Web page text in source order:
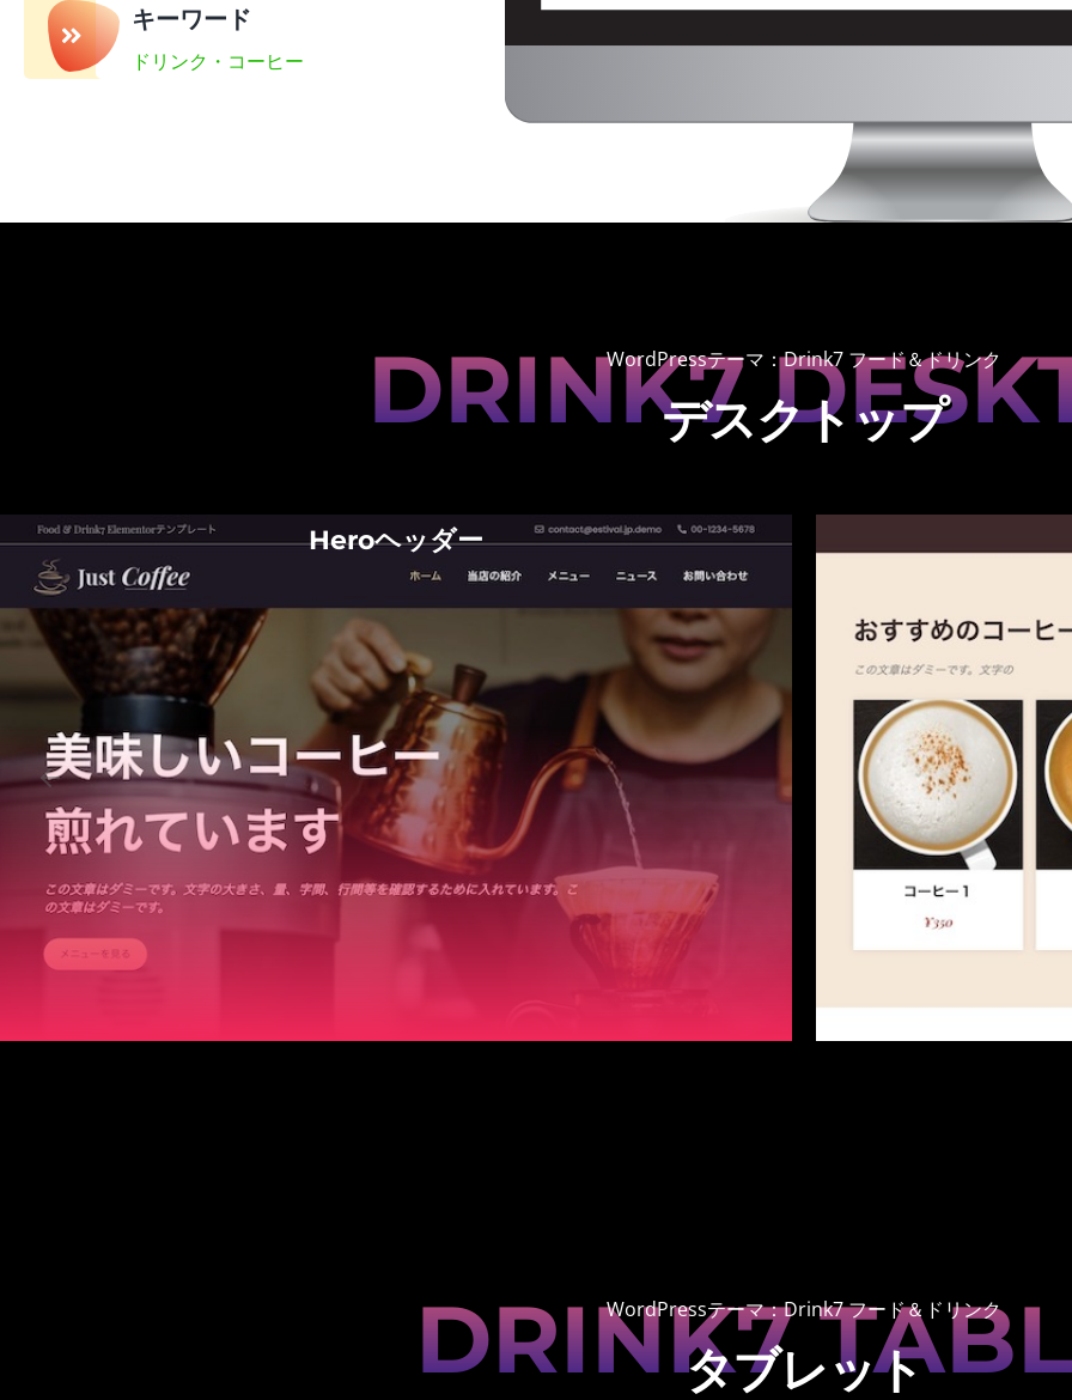
キーワード
ドリンク・コーヒー
DRINK7WordPressテーマ：Drink7 フード＆ドリンク
デスクトップ
おすすめ商品
DRINK7WordPressテーマ：Drink7 フード＆ドリンク
タブレット